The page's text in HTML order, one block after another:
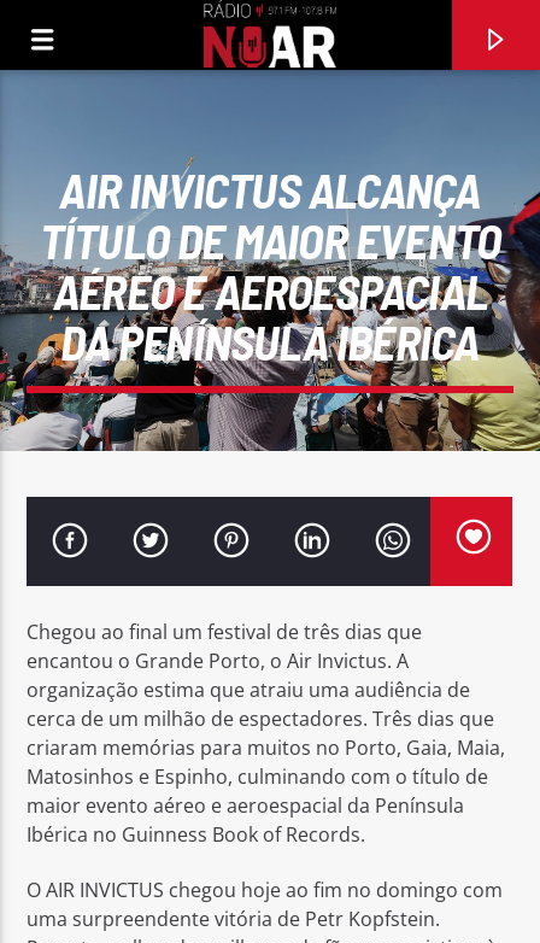
FAIXA ATUAL
SONHAR CONTIGO
RUI PORTO
Rádio No ar
AIR INVICTUS ALCANÇA
TÍTULO DE MAIOR EVENTO
AÉREO E AEROESPACIAL
DA PENÍNSULA IBÉRICA
Chegou ao final um festival de três dias que
encantou o Grande Porto, o Air Invictus. A
organização estima que atraiu uma audiência de
cerca de um milhão de espectadores. Três dias que
criaram memórias para muitos no Porto, Gaia, Maia,
Matosinhos e Espinho, culminando com o título de
maior evento aéreo e aeroespacial da Península
Ibérica no Guinness Book of Records.
O AIR INVICTUS chegou hoje ao fim no domingo com
uma surpreendente vitória de Petr Kopfstein.